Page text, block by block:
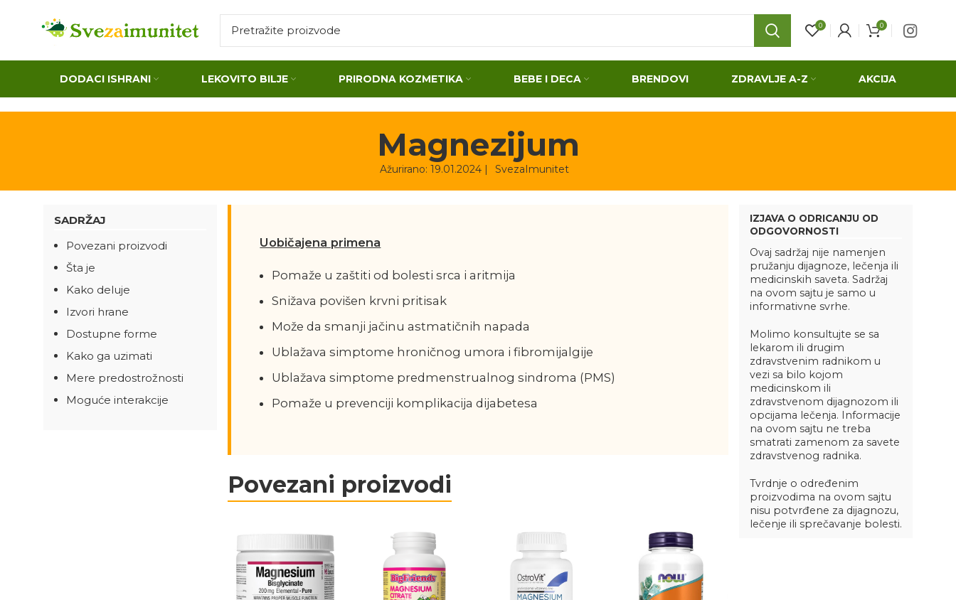
0 0
DODACI ISHRANI LEKOVITO BILJE PRIRODNA KOZMETIKA BEBE I DECA BRENDOVI ZDRAVLJE A-Z AKCIJA
Magnezijum
Ažurirano: 19.01.2024 | SvezaImunitet
SADRŽAJ
Povezani proizvodi
Šta je
Kako deluje
Izvori hrane
Dostupne forme
Kako ga uzimati
Mere predostrožnosti
Moguće interakcije
Uobičajena primena
Pomaže u zaštiti od bolesti srca i aritmija
Snižava povišen krvni pritisak
Može da smanji jačinu astmatičnih napada
Ublažava simptome hroničnog umora i fibromijalgije
Ublažava simptome predmenstrualnog sindroma (PMS)
Pomaže u prevenciji komplikacija dijabetesa
Povezani proizvodi
IZJAVA O ODRICANJU OD
ODGOVORNOSTI
Ovaj sadržaj nije namenjen
pružanju dijagnoze, lečenja ili
medicinskih saveta. Sadržaj
na ovom sajtu je samo u
informativne svrhe.
Molimo konsultujte se sa
lekarom ili drugim
zdravstvenim radnikom u
vezi sa bilo kojom
medicinskom ili
zdravstvenom dijagnozom ili
opcijama lečenja. Informacije
na ovom sajtu ne treba
smatrati zamenom za savete
zdravstvenog radnika.
Tvrdnje o određenim
proizvodima na ovom sajtu
nisu potvrđene za dijagnozu,
lečenje ili sprečavanje bolesti.